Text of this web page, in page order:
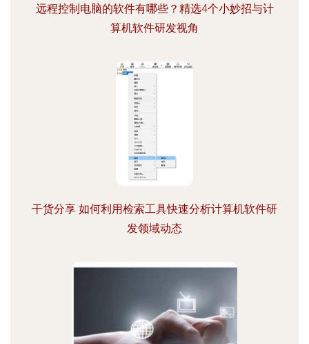
远程控制电脑的软件有哪些？精选4个小妙招与计
算机软件研发视角
干货分享 如何利用检索工具快速分析计算机软件研
发领域动态